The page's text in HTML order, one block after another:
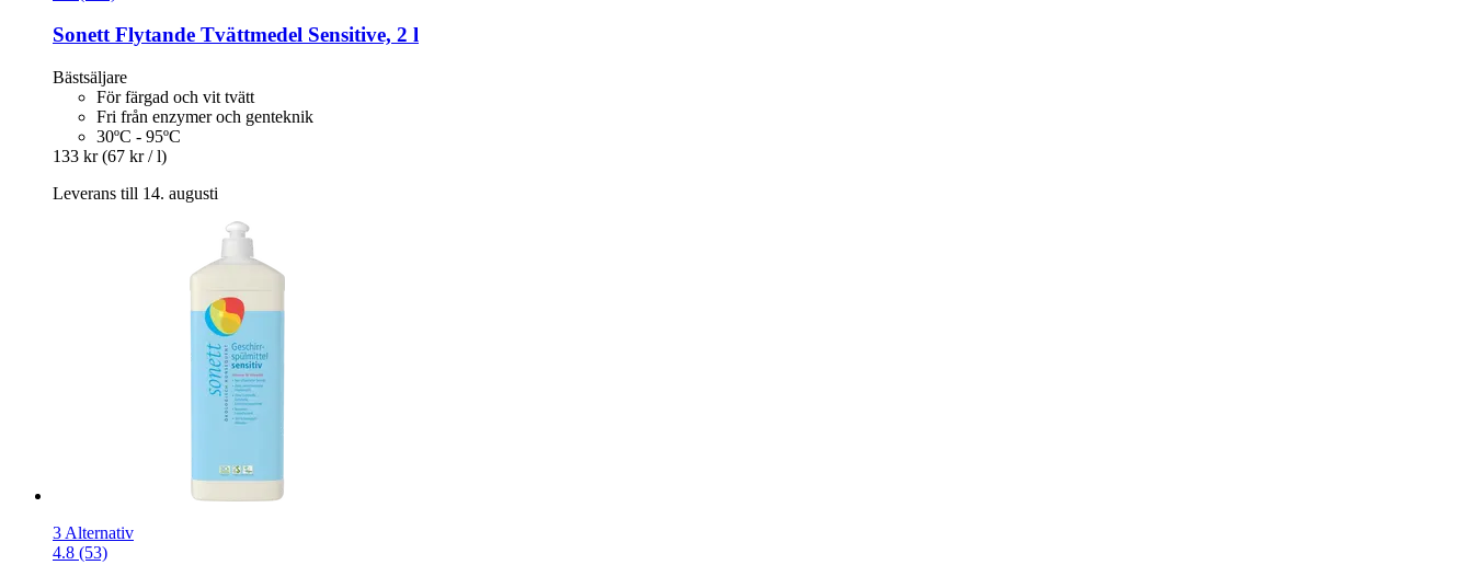
SonettFlytande Tvättmedel Sensitive, 2 l
Bästsäljare
För färgad och vit tvätt
Fri från enzymer och genteknik
30ºC - 95ºC
133 kr (67 kr / l)
Leverans till 14. augusti
3 Alternativ
4.8 (53)